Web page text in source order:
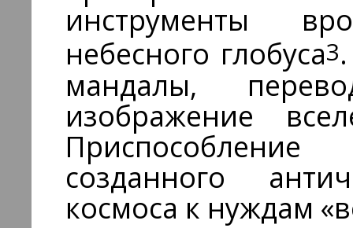
инструменты
небесного глобуса3
мандалы,
изображение
созданного
космоса к нуждам